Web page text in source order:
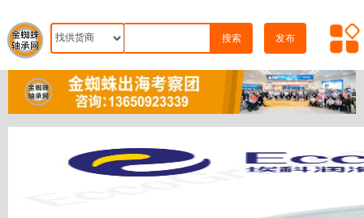
搜索 发布